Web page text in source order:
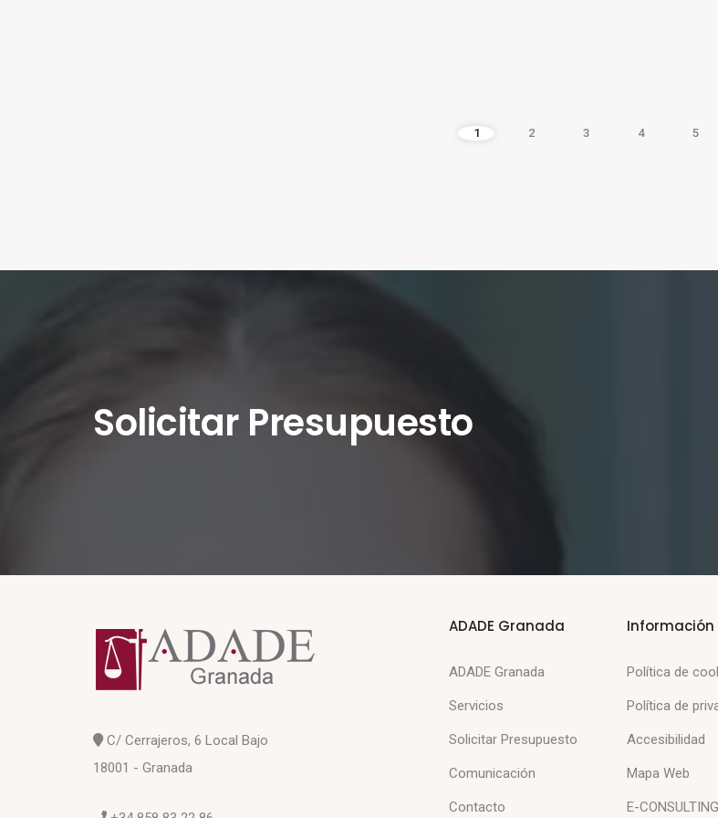
1 2 3 4 5
Solicitar Presupuesto
C/ Cerrajeros, 6 Local Bajo
18001 - Granada
ADADE Granada
ADADE Granada
Servicios
Solicitar Presupuesto
Comunicación
Contacto
Información
Política de
Política de
Accesibilidad
Mapa Web
E-